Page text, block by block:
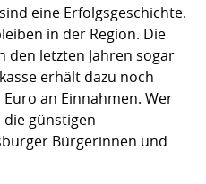
eine Erfolgsgeschichte.
in der Region. Die
den letzten Jahren sogar
erhält dazu noch
an Einnahmen. Wer
die günstigen
Bürgerinnen und